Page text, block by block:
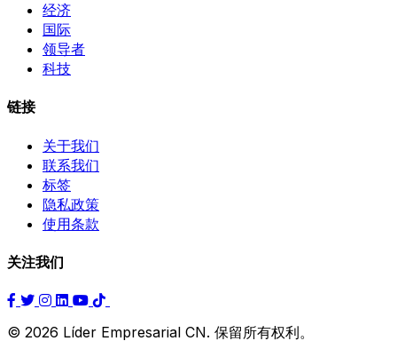
经济
国际
领导者
科技
链接
关于我们
联系我们
标签
隐私政策
使用条款
关注我们
© 2026 Líder Empresarial CN. 保留所有权利。